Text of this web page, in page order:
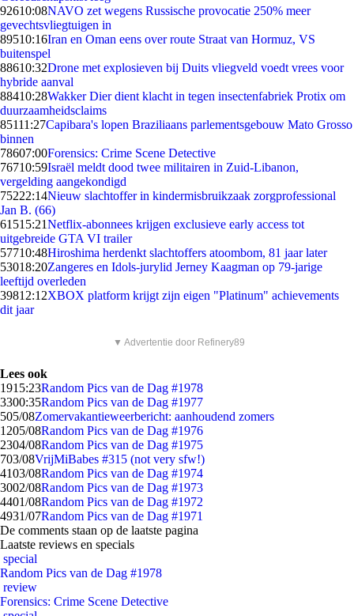
92610:08NAVO zet wegens Russische provocatie 250% meer
gevechtsvliegtuigen in
89510:16Iran en Oman eens over route Straat van Hormuz, VS
buitenspel
88610:32Drone met explosieven bij Duits vliegveld voedt vrees voor
hybride aanval
88410:28Wakker Dier dient klacht in tegen insectenfabriek Protix om
duurzaamheidsclaims
85111:27Capibara's lopen Braziliaans parlementsgebouw Mato Grosso
binnen
78607:00Forensics: Crime Scene Detective
76710:59Israël meldt dood twee militairen in Zuid-Libanon,
vergelding aangekondigd
75222:14Nieuw slachtoffer in kindermisbruikzaak zorgprofessional
Jan B. (66)
61515:21Netflix-abonnees krijgen exclusieve early access tot
uitgebreide GTA VI trailer
57710:48Hiroshima herdenkt slachtoffers atoombom, 81 jaar later
53018:20Zangeres en Idols-jurylid Jerney Kaagman op 79-jarige
leeftijd overleden
39812:12XBOX platform krijgt zijn eigen "Platinum" achievements
dit jaar
▼ Advertentie door Refinery89
Lees ook
1915:23Random Pics van de Dag #1978
3300:35Random Pics van de Dag #1977
505/08Zomervakantieweerbericht: aanhoudend zomers
1205/08Random Pics van de Dag #1976
2304/08Random Pics van de Dag #1975
703/08VrijMiBabes #315 (not very sfw!)
4103/08Random Pics van de Dag #1974
3002/08Random Pics van de Dag #1973
4401/08Random Pics van de Dag #1972
4931/07Random Pics van de Dag #1971
De comments staan op de laatste pagina
Laatste reviews en specials
special
Random Pics van de Dag #1978
review
Forensics: Crime Scene Detective